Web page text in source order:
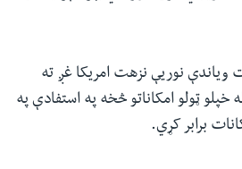
ویاندې نوریې نزهت امریکا غږ ته
ټولو امکاناتو څخه په استفادې په
برابر کړي.